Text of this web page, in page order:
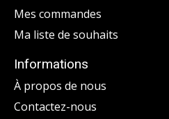
Mes commandes
Ma liste de souhaits
Informations
À propos de nous
Contactez-nous